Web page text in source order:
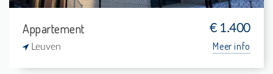
Appartement € 1.400
Leuven Meer info